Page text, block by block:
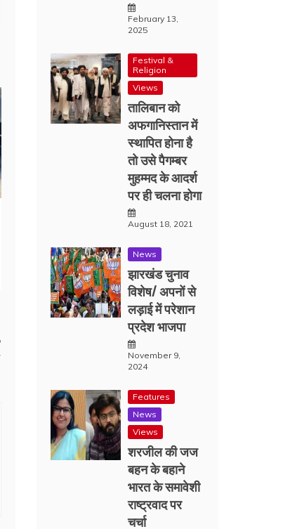
February 13,
2025
Festival &
Religion
Views
तालिबान को
अफगानिस्तान में
स्थापित होना है
तो उसे पैगम्बर
मुहम्मद के आदर्श
पर ही चलना होगा
August 18, 2021
News
झारखंड चुनाव
विशेष/ अपनों से
लड़ाई में परेशान
प्रदेश भाजपा
November 9,
2024
Features
News
Views
शरजील की जज
बहन के बहाने
भारत के समावेशी
राष्ट्रवाद पर
चर्चा